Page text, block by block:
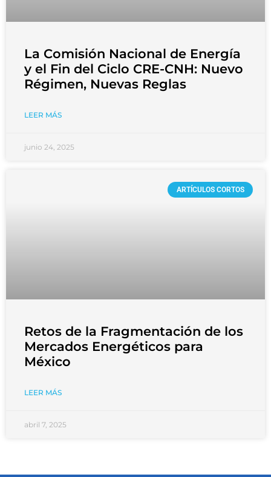
La Comisión Nacional de Energía
y el Fin del Ciclo CRE-CNH: Nuevo
Régimen, Nuevas Reglas
LEER MÁS
junio 24, 2025
ARTÍCULOS CORTOS
Retos de la Fragmentación de los
Mercados Energéticos para
México
LEER MÁS
abril 7, 2025